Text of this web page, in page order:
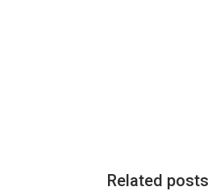
Related posts